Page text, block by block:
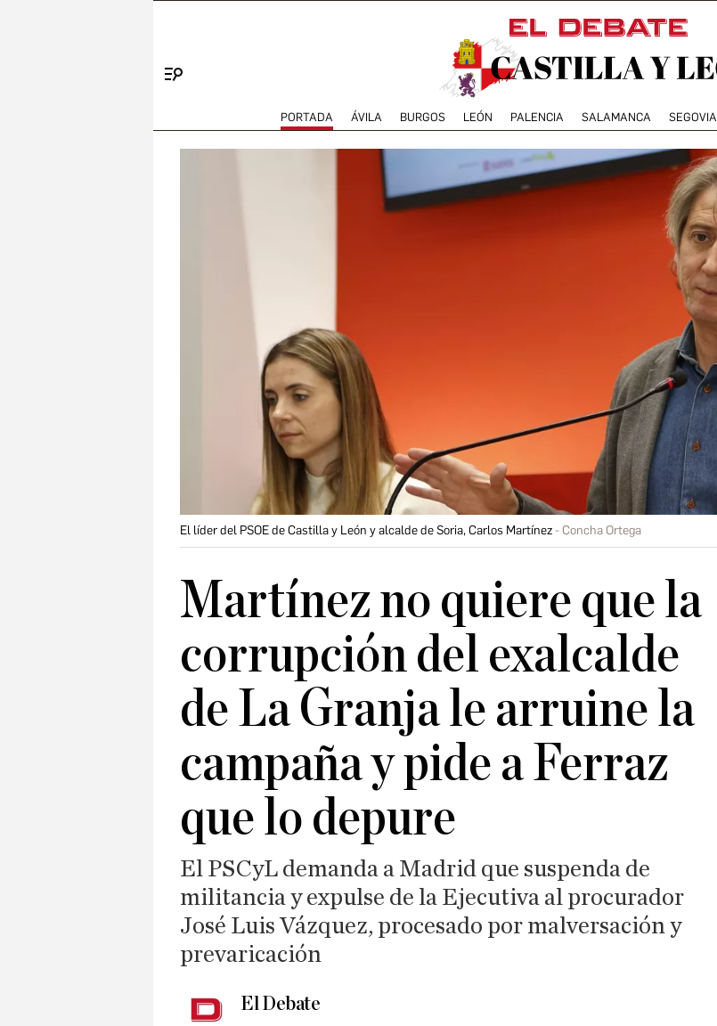
PORTADA ÁVILA BURGOS LEÓN PALENCIA SALAMANCA SEGOVIA
El líder del PSOE de Castilla y León y alcalde de Soria, Carlos Martínez Concha Ortega
Martínez no quiere que la
corrupción del exalcalde
de La Granja le arruine la
campaña y pide a Ferraz
que lo depure
El PSCyL demanda a Madrid que suspenda de
militancia y expulse de la Ejecutiva al procurador
José Luis Vázquez, procesado por malversación y
prevaricación
El Debate